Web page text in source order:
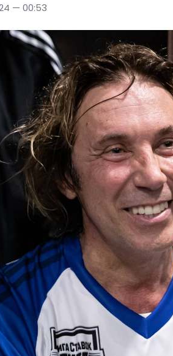
— 00:53